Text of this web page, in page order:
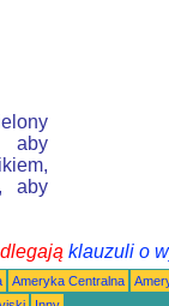
aby
aby
klauzuli o
Ameryka Centralna